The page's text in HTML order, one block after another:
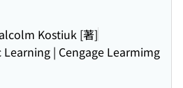
Kostiuk [著]
| Cengage Learmimg